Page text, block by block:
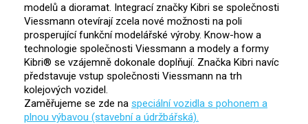
modelů a dioramat. Integrací značky Kibri se společnosti
Viessmann otevírají zcela nové možnosti na poli
prosperující funkční modelářské výroby. Know-how a
technologie společnosti Viessmann a modely a formy
Kibri® se vzájemně dokonale doplňují. Značka Kibri navíc
představuje vstup společnosti Viessmann na trh
kolejových vozidel.
Zaměřujeme se zde na speciální vozidla s pohonem a
plnou výbavou (stavební a údržbářská).